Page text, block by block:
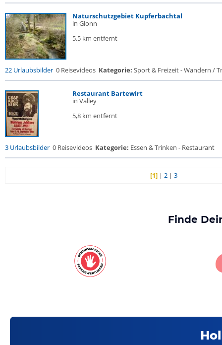
Naturschutzgebiet Kupferbachtal
in Glonn
5,5 km entfernt
22 Urlaubsbilder 0 Reisevideos Kategorie: Sport & Freizeit - Wandern /
Restaurant Bartewirt
in Valley
5,8 km entfernt
3 Urlaubsbilder 0 Reisevideos Kategorie: Essen & Trinken - Restaurant
[1] |2 |3
Finde